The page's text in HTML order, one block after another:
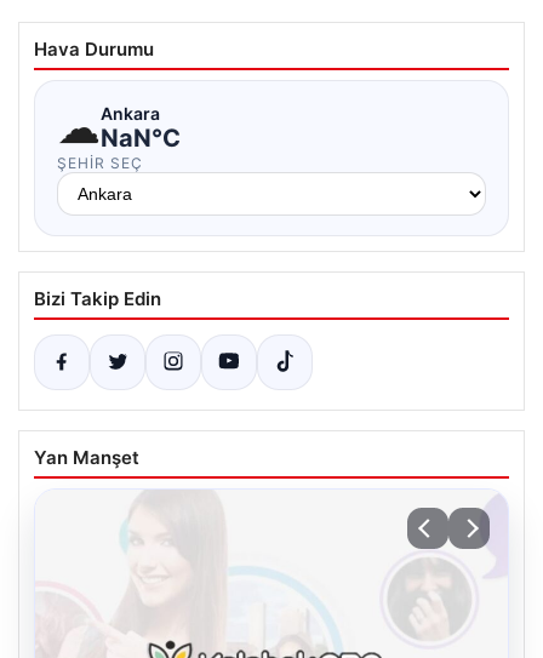
Hava Durumu
☁Ankara
NaN°C
ŞEHIR SEÇ
Bizi Takip Edin
Yan Manşet